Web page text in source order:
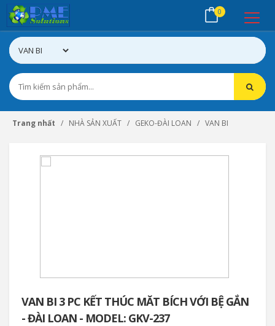
0
Trang nhất NHÀ SẢN XUẤT GEKO-ĐÀI LOAN VAN BI
VAN BI 3 PC KẾT THÚC MĂT BÍCH VỚI BỆ GẮN
- ĐÀI LOAN - MODEL: GKV-237